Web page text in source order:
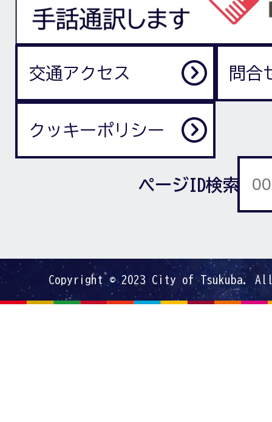
交通アクセス 問合
クッキーポリシー
ページID検索
Copyright © 2023 City of Tsukuba.